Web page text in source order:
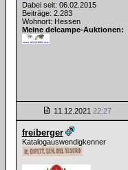
Dabei seit: 06.02.2015
Beiträge: 2.283
Wohnort: Hessen
Meine delcampe-Auktionen:
11.12.2021 22:27
freiberger
Katalogauswendigkenner